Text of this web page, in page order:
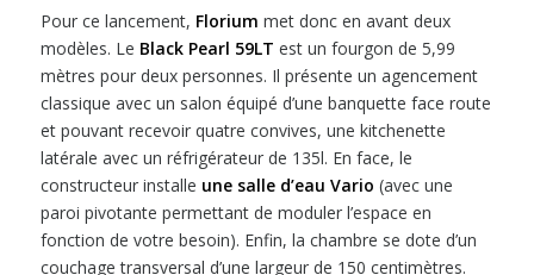
Pour ce lancement, Florium met donc en avant deux
modèles. Le Black Pearl 59LT est un fourgon de 5,99
mètres pour deux personnes. Il présente un agencement
classique avec un salon équipé d’une banquette face route
et pouvant recevoir quatre convives, une kitchenette
latérale avec un réfrigérateur de 135l. En face, le
constructeur installe une salle d’eau Vario (avec une
paroi pivotante permettant de moduler l’espace en
fonction de votre besoin). Enfin, la chambre se dote d’un
couchage transversal d’une largeur de 150 centimètres.